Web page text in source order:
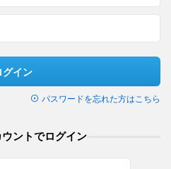
グイン
パスワードを忘れた方はこちら
ントでログイン